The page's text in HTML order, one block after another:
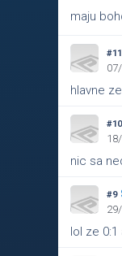
maju
#11
hlavne
#10
nic sa
#9
lol ze 0:1